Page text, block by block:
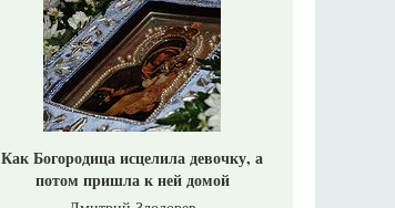
Как Богородица исцелила девочку, а
потом пришла к ней домой